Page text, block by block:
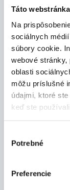
Táto
Na
sociálnych
súbory cookie.
webové
oblasti
môžu príslušné
údajmi, ktoré
keď ste
súhlasu
Potrebné
Preferencie
obsahom
pranie
Farba:
biela
Veľkostná
Veľkosť b)
42